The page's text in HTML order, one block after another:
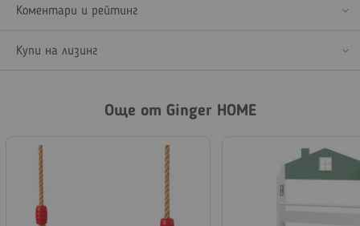
Коментари и рейтинг
Купи на лизинг
Още от Ginger HOME